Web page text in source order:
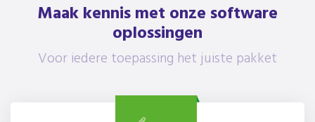
Maak kennis met onze software
oplossingen
Voor iedere toepassing het juiste pakket